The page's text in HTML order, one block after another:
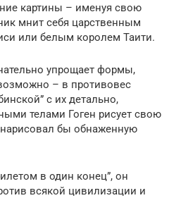
картины – именуя свою
мнит себя царственным
или белым королем Таити.
упрощает формы,
– в противовес
с их детально,
телами Гоген рисует свою
бы обнаженную
в один конец”, он
всякой цивилизации и